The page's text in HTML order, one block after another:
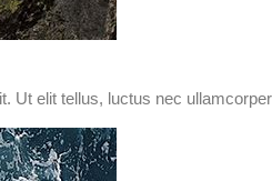
Ut elit tellus, luctus nec